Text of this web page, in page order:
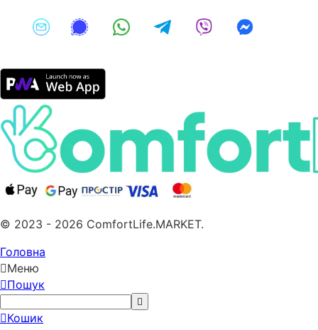
© 2023 - 2026 ComfortLife.MARKET.
Головна
Меню
Пошук
Кошик